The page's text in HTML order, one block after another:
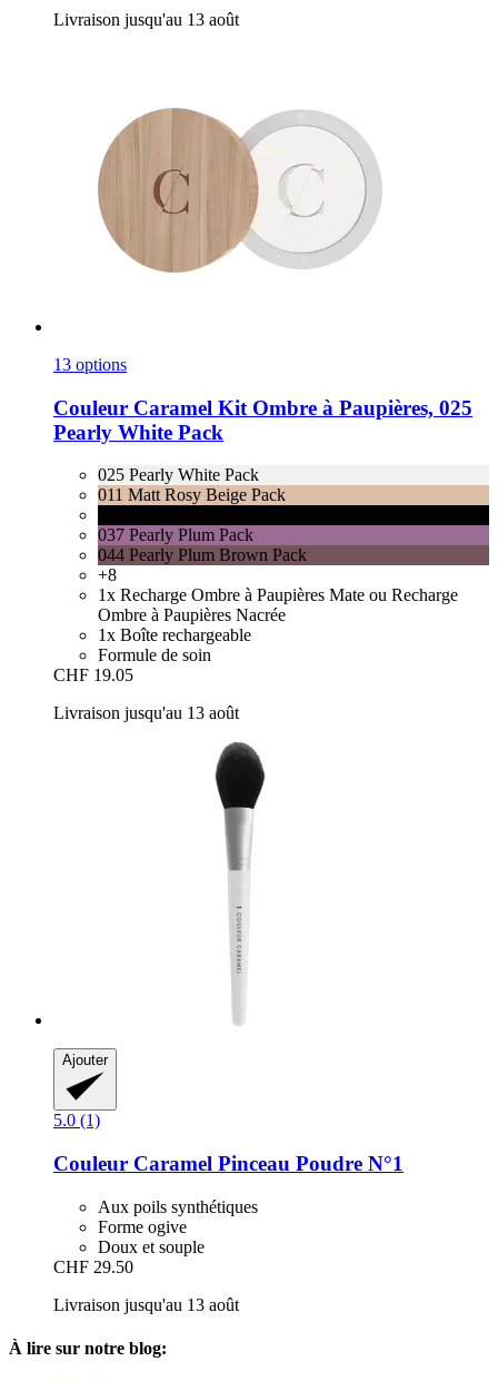
Livraison jusqu'au 13 août
13 options
Couleur Caramel Kit Ombre à Paupières, 025
Pearly White Pack
025 Pearly White Pack
011 Matt Rosy Beige Pack
037 Pearly Plum Pack
044 Pearly Plum Brown Pack
+8
1x Recharge Ombre à Paupières Mate ou Recharge
Ombre à Paupières Nacrée
1x Boîte rechargeable
Formule de soin
CHF 19.05
Livraison jusqu'au 13 août
Ajouter
5.0 (1)
Couleur Caramel Pinceau Poudre N°1
Aux poils synthétiques
Forme ogive
Doux et souple
CHF 29.50
Livraison jusqu'au 13 août
À lire sur notre blog: